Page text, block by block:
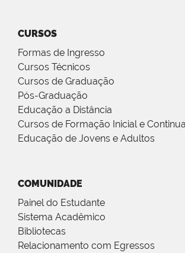
CURSOS
Formas de Ingresso
Cursos Técnicos
Cursos de Graduação
Pós-Graduação
Educação a Distância
Cursos de Formação Inicial e
Educação de Jovens e Adultos
COMUNIDADE
Painel do Estudante
Sistema Acadêmico
Bibliotecas
Relacionamento com Egressos